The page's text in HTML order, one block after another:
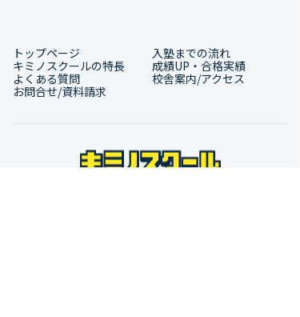
トップページ
入塾までの流れ
キミノスクールの特長
成績UP・合格実績
よくある質問
校舎案内/アクセス
お問合せ/資料請求